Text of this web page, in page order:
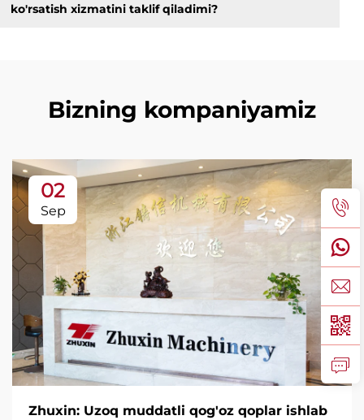
ko'rsatish xizmatini taklif qiladimi?
Bizning kompaniyamiz
02
Sep
Zhuxin: Uzoq muddatli qog'oz qoplar ishlab